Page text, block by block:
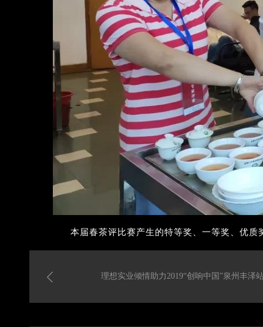
本届春茶评比赛产生的特等奖、一等奖、优
理想实业倾情助力2019“创响中国”泉州丰泽